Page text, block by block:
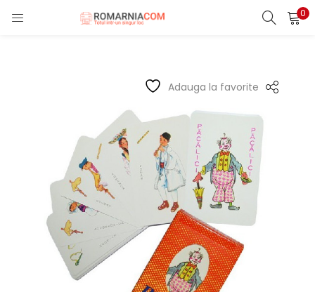
0
LOGIN REGISTER
Remember me
Lost password?
Adauga la favorite